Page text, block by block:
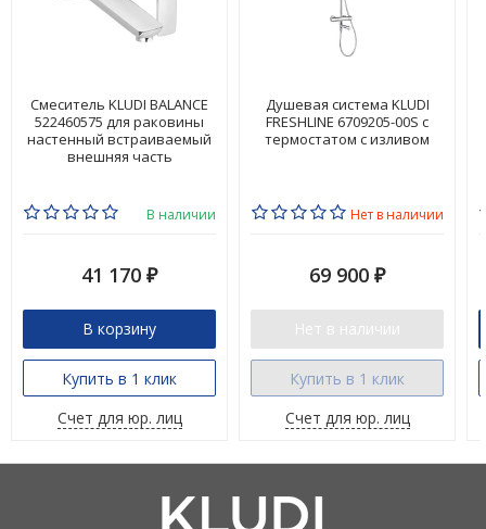
Смеситель KLUDI BALANCE
522460575 для раковины
настенный встраиваемый
внешняя часть
В наличии
41 170 ₽
В корзину
Купить в 1 клик
Счет для юр. лиц
Душевая система KLUDI
FRESHLINE 6709205-00S с
термостатом с изливом
Нет в наличии
69 900 ₽
Нет в наличии
Купить в 1 клик
Счет для юр. лиц